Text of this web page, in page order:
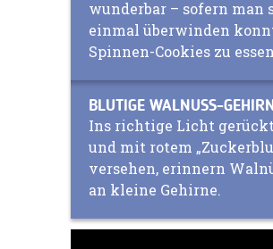
wunderbar – sofern man
einmal überwinden
Spinnen-Cookies zu
BLUTIGE WALNUSS-
Ins richtige Licht gerückt
und mit rotem
versehen, erinnern
an kleine Gehirne.